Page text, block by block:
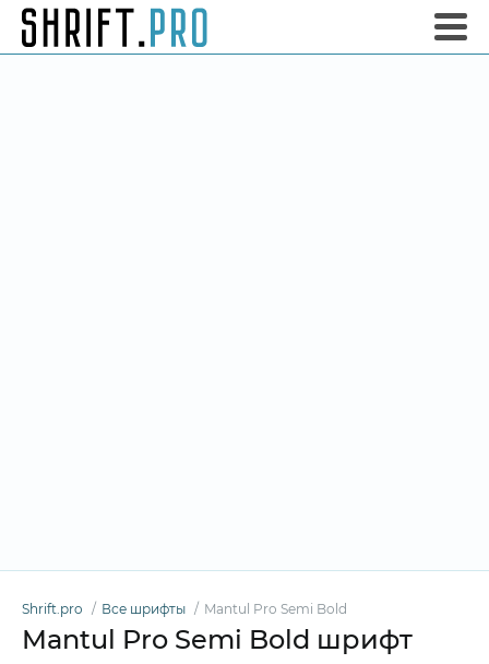
Shrift.pro Все шрифты Mantul Pro Semi Bold
Mantul Pro Semi Bold шрифт